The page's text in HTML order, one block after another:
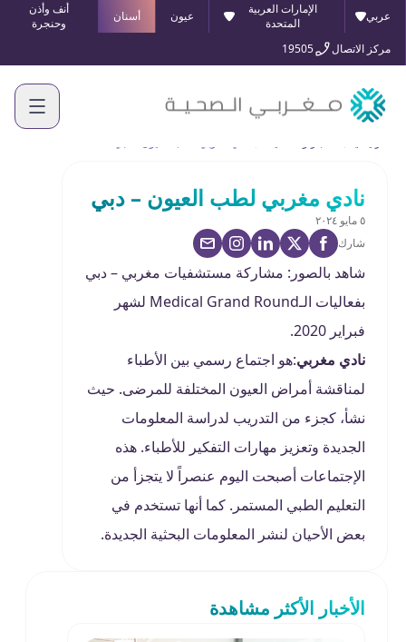
عربي
الإمارات العربية
المتحدة
عيون أسنان
أنف وأذن
وحنجرة
مركز الاتصال
19505
نادي مغربي لطب العيون – دبي
٥ مايو ٢٠٢٤
شارك
شاهد بالصور: مشاركة مستشفيات مغربي – دبي
بفعاليات الـMedical Grand Round لشهر
فبراير 2020.
نادي مغربي:هو اجتماع رسمي بين الأطباء
لمناقشة أمراض العيون المختلفة للمرضى. حيث
نشأ، كجزء من التدريب لدراسة المعلومات
الجديدة وتعزيز مهارات التفكير للأطباء. هذه
الإجتماعات أصبحت اليوم عنصراً لا يتجزأ من
التعليم الطبي المستمر. كما أنها تستخدم في
بعض الأحيان لنشر المعلومات البحثية الجديدة.
الأخبار الأكثر مشاهدة